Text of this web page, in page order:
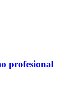
profesional